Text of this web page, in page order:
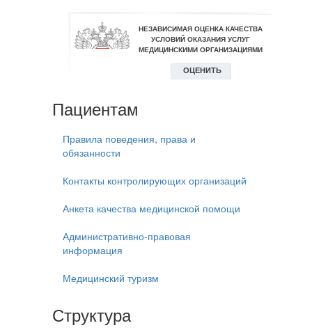
Пациентам
Правила поведения, права и
обязанности
Контакты контролирующих организаций
Анкета качества медицинской помощи
Административно-правовая
информация
Медицинский туризм
Структура